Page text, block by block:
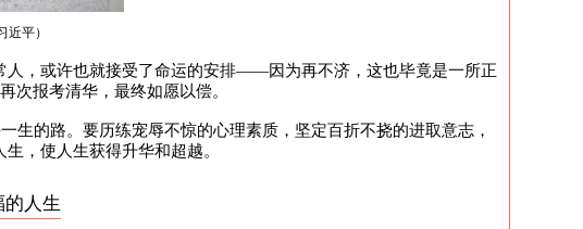
平）
人，或许也就接受了命运的安排——因为再不济，这也毕竟是一所正
次报考清华，最终如愿以偿。
生的路。要历练宠辱不惊的心理素质，坚定百折不挠的进取意志，
，使人生获得升华和超越。
人生